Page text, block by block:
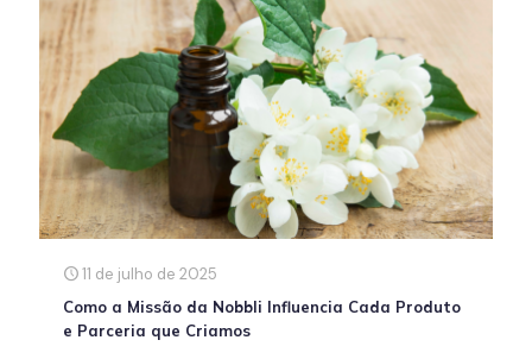
11 de julho de 2025
Como a Missão da Nobbli Influencia Cada Produto
e Parceria que Criamos